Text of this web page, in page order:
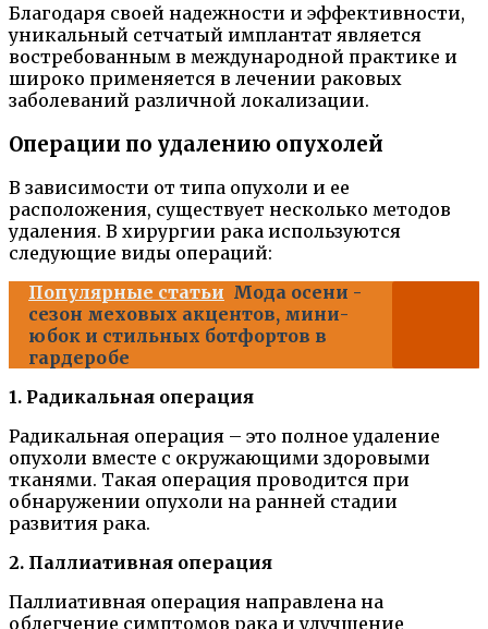
Благодаря своей надежности и эффективности,
уникальный сетчатый имплантат является
востребованным в международной практике и
широко применяется в лечении раковых
заболеваний различной локализации.
Операции по удалению опухолей
В зависимости от типа опухоли и ее
расположения, существует несколько методов
удаления. В хирургии рака используются
следующие виды операций:
Популярные статьи Мода осени -
сезон меховых акцентов, мини-
юбок и стильных ботфортов в
гардеробе
1. Радикальная операция
Радикальная операция – это полное удаление
опухоли вместе с окружающими здоровыми
тканями. Такая операция проводится при
обнаружении опухоли на ранней стадии
развития рака.
2. Паллиативная операция
Паллиативная операция направлена на
облегчение симптомов рака и улучшение